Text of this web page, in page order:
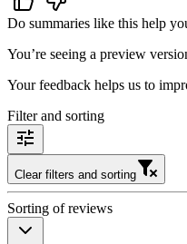
Do summaries like this help
You’re seeing a preview
Your feedback helps us to
Filter and sorting
Clear filters and sorting
Sorting of reviews